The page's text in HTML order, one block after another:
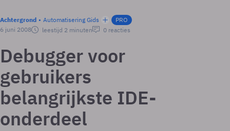
Achtergrond Automatisering Gids
PRO
6 juni 2008
leestijd 2 minuten 0 reacties
Debugger voor
gebruikers
belangrijkste IDE-
onderdeel